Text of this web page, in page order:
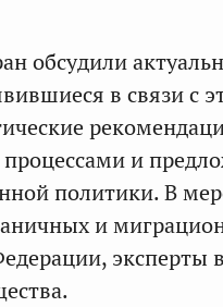
обсудили
в связи с
и
политики. В
и
эксперты